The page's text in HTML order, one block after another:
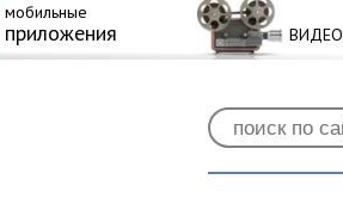
мобильные
приложения ВИДЕО